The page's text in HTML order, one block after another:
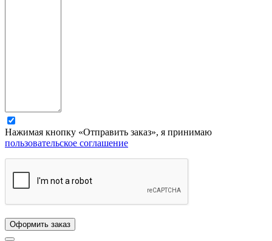
Нажимая кнопку «Отправить заказ», я принимаю
пользовательское соглашение